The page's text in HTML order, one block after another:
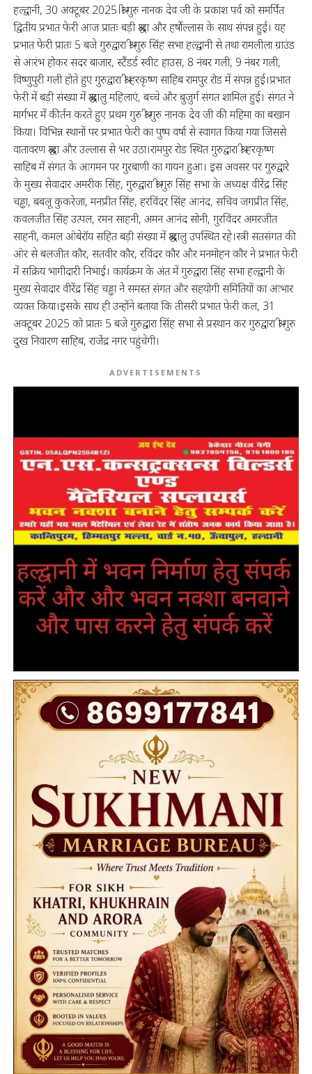
हल्द्वानी, 30 अक्टूबर 2025।श्री गुरु नानक देव जी के प्रकाश पर्व को समर्पित
द्वितीय प्रभात फेरी आज प्रातः बड़ी श्रद्धा और हर्षोल्लास के साथ संपन्न हुई। यह
प्रभात फेरी प्रातः 5 बजे गुरुद्वारा श्री गुरु सिंह सभा हल्द्वानी से तथा रामलीला ग्राउंड
से आरंभ होकर सदर बाजार, स्टैंडर्ड स्वीट हाउस, 8 नंबर गली, 9 नंबर गली,
विष्णुपुरी गली होते हुए गुरुद्वारा श्री हरकृष्ण साहिब रामपुर रोड में संपन्न हुई।प्रभात
फेरी में बड़ी संख्या में श्रद्धालु महिलाएं, बच्चे और बुजुर्ग संगत शामिल हुई। संगत ने
मार्गभर में कीर्तन करते हुए प्रथम गुरु श्री गुरु नानक देव जी की महिमा का बखान
किया। विभिन्न स्थानों पर प्रभात फेरी का पुष्प वर्षा से स्वागत किया गया जिससे
वातावरण श्रद्धा और उल्लास से भर उठा।रामपुर रोड स्थित गुरुद्वारा श्री हरकृष्ण
साहिब में संगत के आगमन पर गुरबाणी का गायन हुआ। इस अवसर पर गुरुद्वारे
के मुख्य सेवादार अमरीक सिंह, गुरुद्वारा श्री गुरु सिंह सभा के अध्यक्ष वीरेंद्र सिंह
चड्ढा, बबलू कुकरेजा, मनप्रीत सिंह, हरविंदर सिंह आनंद, सचिव जगप्रीत सिंह,
कवलजीत सिंह उत्पल, रमन साहनी, अमन आनंद सोनी, गुरविंदर अमरजीत
साहनी, कमल ओबेरॉय सहित बड़ी संख्या में श्रद्धालु उपस्थित रहे।स्त्री सतसंगत की
ओर से बलजीत कौर, सतवीर कौर, रविंदर कौर और मनमोहन कौर ने प्रभात फेरी
में सक्रिय भागीदारी निभाई। कार्यक्रम के अंत में गुरुद्वारा सिंह सभा हल्द्वानी के
मुख्य सेवादार वीरेंद्र सिंह चड्ढा ने समस्त संगत और सहयोगी समितियों का आभार
व्यक्त किया।इसके साथ ही उन्होंने बताया कि तीसरी प्रभात फेरी कल, 31
अक्टूबर 2025 को प्रातः 5 बजे गुरुद्वारा सिंह सभा से प्रस्थान कर गुरुद्वारा श्री गुरु
दुख निवारण साहिब, राजेंद्र नगर पहुंचेगी।
ADVERTISEMENTS